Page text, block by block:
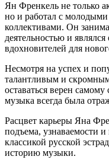
Ян Френкель не только
но и работал с
коллективами. Он
деятельностью и
вдохновителей для
Несмотря на успех и
талантливым и
оставаться верен
музыка всегда была
Расцвет карьеры Яна
подъема, узнаваемости
классикой русской
историю музыки.